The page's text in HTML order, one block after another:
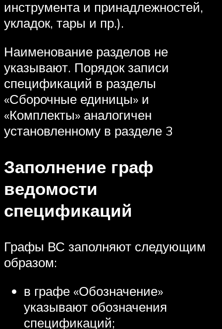
инструмента и принадлежностей,
укладок, тары и пр.).
Наименование разделов не
указывают. Порядок записи
спецификаций в разделы
«Сборочные единицы» и
«Комплекты» аналогичен
установленному в разделе 3
Заполнение граф
ведомости
спецификаций
Графы ВС заполняют следующим
образом:
в графе «Обозначение»
указывают обозначения
спецификаций;